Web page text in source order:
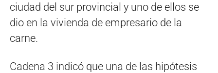
ciudad del sur provincial y uno de ellos se
dio en la vivienda de empresario de la
carne.
Cadena 3 indicó que una de las hipótesis